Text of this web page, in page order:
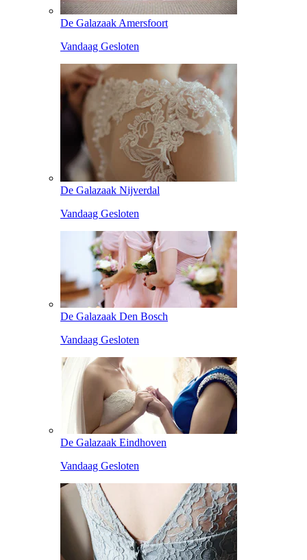
De Galazaak Amersfoort
Vandaag Gesloten
De Galazaak Nijverdal
Vandaag Gesloten
De Galazaak Den Bosch
Vandaag Gesloten
De Galazaak Eindhoven
Vandaag Gesloten